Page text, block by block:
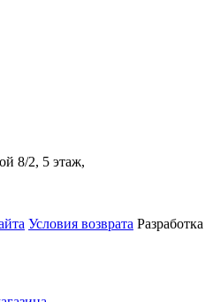
8/2, 5 этаж,
Условия возврата Разработка